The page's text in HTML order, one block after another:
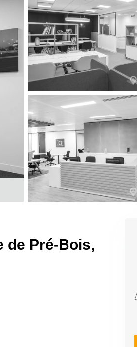
de Pré-Bois,